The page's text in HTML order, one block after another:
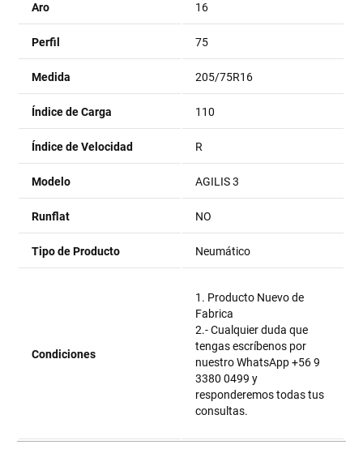
Aro 16
Perfil 75
Medida 205/75R16
Índice de Carga 110
Índice de Velocidad R
Modelo AGILIS 3
Runflat NO
Tipo de Producto Neumático
Condiciones
1. Producto Nuevo de
Fabrica
2.- Cualquier duda que
tengas escríbenos por
nuestro WhatsApp +56 9
3380 0499 y
responderemos todas tus
consultas.